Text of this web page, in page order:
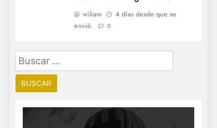
wiliam
4 días desde que se
envió
0
Buscar: